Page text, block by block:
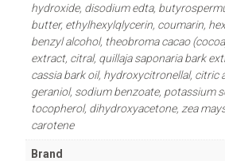
hydroxide, disodium edta,
butter, ethylhexylqlycerin, coumarin,
benzyl alcohol, theobroma cacao
extract, citral, quillaja saponaria bark
cassia bark oil, hydroxycitronellal, citric
geraniol, sodium benzoate, potassium
tocopherol, dihydroxyacetone, zea
carotene
Brand